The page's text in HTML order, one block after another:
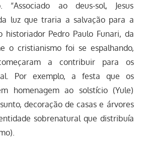
“Associado ao deus-sol, Jesus
luz que traria a salvação para a
historiador Pedro Paulo Funari, da
o cristianismo foi se espalhando,
a contribuir para os
Por exemplo, a festa que os
homenagem ao solstício (Yule)
decoração de casas e árvores
sobrenatural que distribuía